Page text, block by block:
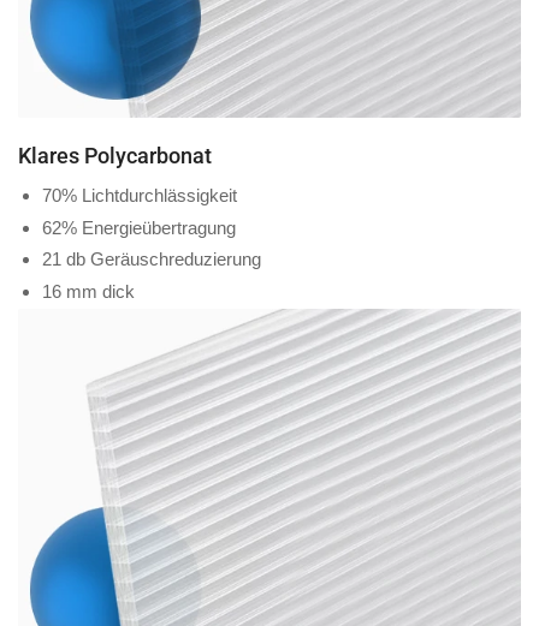
Klares Polycarbonat
70% Lichtdurchlässigkeit
62% Energieübertragung
21 db Geräuschreduzierung
16 mm dick